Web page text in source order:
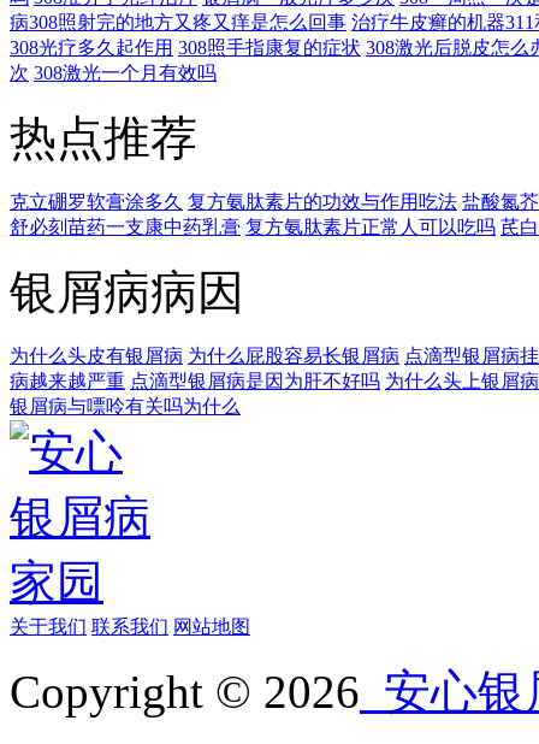
病308照射完的地方又疼又痒是怎么回事 治疗牛皮癣的机器
308光疗多久起作用 308照手指康复的症状 308激光后脱皮怎么
次 308激光一个月有效吗
热点推荐
克立硼罗软膏涂多久 复方氨肽素片的功效与作用吃法 盐酸氮
舒必刻苗药一支康中药乳膏 复方氨肽素片正常人可以吃吗 芪
银屑病病因
为什么头皮有银屑病 为什么屁股容易长银屑病 点滴型银屑病
病越来越严重 点滴型银屑病是因为肝不好吗 为什么头上银屑
银屑病与嘌呤有关吗为什么
关于我们 联系我们 网站地图
Copyright © 2026 安心银